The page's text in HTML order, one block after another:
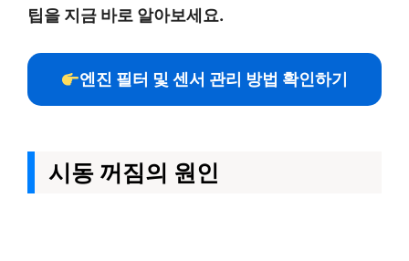
팁을 지금 바로 알아보세요.
엔진 필터 및 센서 관리 방법 확인하기
시동 꺼짐의 원인